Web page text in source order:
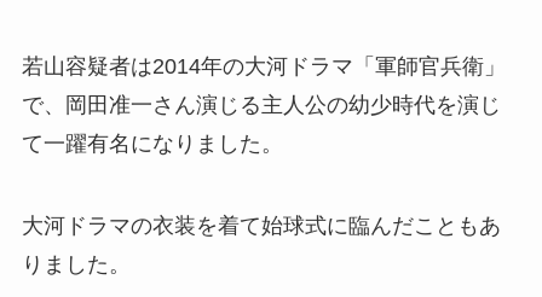
若山容疑者は2014年の大河ドラマ「軍師官兵衛」
で、岡田准一さん演じる主人公の幼少時代を演じ
て一躍有名になりました。
大河ドラマの衣装を着て始球式に臨んだこともあ
りました。